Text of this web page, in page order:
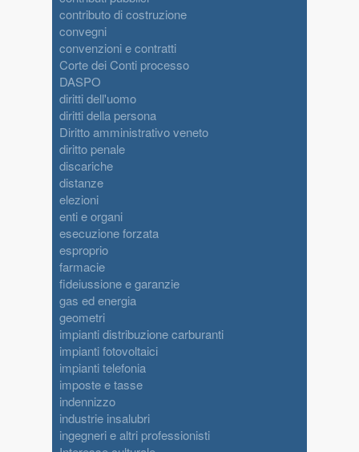
contributo di costruzione
convegni
convenzioni e contratti
Corte dei Conti processo
DASPO
diritti dell'uomo
diritti della persona
Diritto amministrativo veneto
diritto penale
discariche
distanze
elezioni
enti e organi
esecuzione forzata
esproprio
farmacie
fideiussione e garanzie
gas ed energia
geometri
impianti distribuzione carburanti
impianti fotovoltaici
impianti telefonia
imposte e tasse
indennizzo
industrie insalubri
ingegneri e altri professionisti